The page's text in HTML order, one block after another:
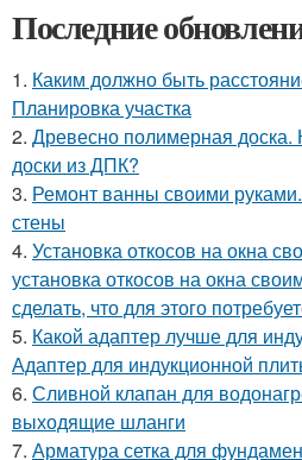
Последние
1. Каким должно быть
Планировка участка
2. Древесно полимерная доска.
доски из ДПК?
3. Ремонт ванны своими
стены
4. Установка откосов на окна
установка откосов на окна
сделать, что для этого
5. Какой адаптер лучше для
Адаптер для индукционной
6. Сливной клапан для
выходящие шланги
7. Арматура сетка для